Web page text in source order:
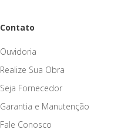
Contato
Ouvidoria
Realize Sua Obra
Seja Fornecedor
Garantia e Manutenção
Fale Conosco